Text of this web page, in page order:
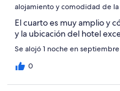
alojamiento y comodidad de
El cuarto es muy amplio y
y la ubicación del hotel
Se alojó 1 noche en
0